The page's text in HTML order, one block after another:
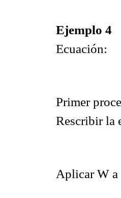
Ejemplo 4
Ecuación:
Primer
Rescribir la
Aplicar W a